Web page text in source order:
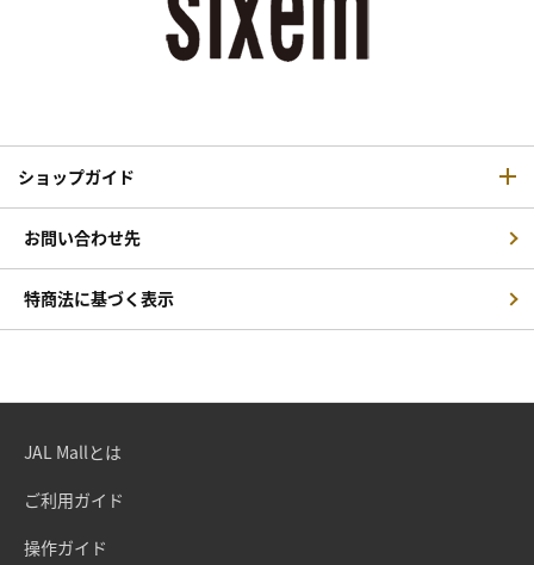
ショップガイド
お問い合わせ先
特商法に基づく表示
JAL Mallとは
ご利用ガイド
操作ガイド